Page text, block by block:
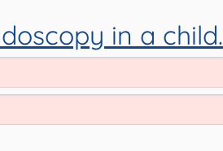
in a child.